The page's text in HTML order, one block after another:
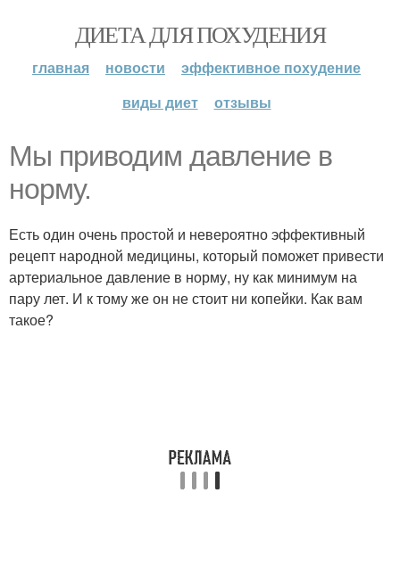
ДИЕТА ДЛЯ ПОХУДЕНИЯ
главная новости
эффективное похудение
виды диет
отзывы
Мы приводим давление в
норму.
Есть один очень простой и невероятно эффективный
рецепт народной медицины, который поможет привести
артериальное давление в норму, ну как минимум на
пару лет. И к тому же он не стоит ни копейки. Как вам
такое?